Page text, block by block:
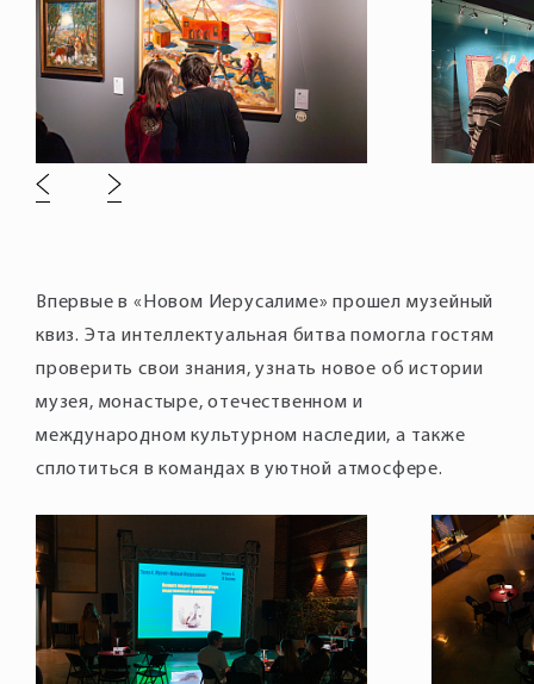
Впервые в «Новом Иерусалиме» прошел музейный
квиз. Эта интеллектуальная битва помогла гостям
проверить свои знания, узнать новое об истории
музея, монастыре, отечественном и
международном культурном наследии, а также
сплотиться в командах в уютной атмосфере.